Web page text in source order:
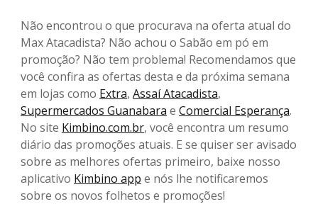
Não encontrou o que procurava na oferta atual do
Max Atacadista? Não achou o Sabão em pó em
promoção? Não tem problema! Recomendamos que
você confira as ofertas desta e da próxima semana
em lojas como Extra, Assaí Atacadista,
Supermercados Guanabara e Comercial Esperança.
No site Kimbino.com.br, você encontra um resumo
diário das promoções atuais. E se quiser ser avisado
sobre as melhores ofertas primeiro, baixe nosso
aplicativo Kimbino app e nós lhe notificaremos
sobre os novos folhetos e promoções!